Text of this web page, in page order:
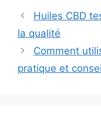
Huiles CBD
la qualité
Comment
pratique et